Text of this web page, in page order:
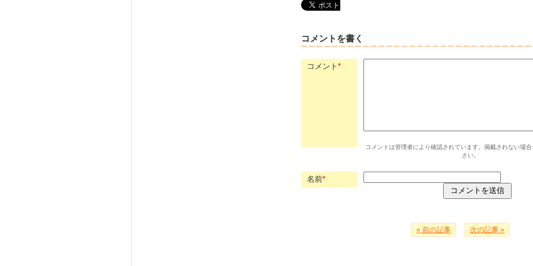
コメントを書く
コメント *
コメントは管理者により確認されています。掲載されない場
さい。
名前*
« 前の記事 次の記事 »